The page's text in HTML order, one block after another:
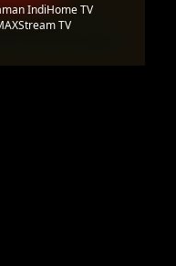
IndiHome TV
TV